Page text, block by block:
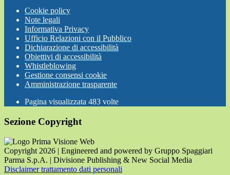
Cookie policy
Note legali
Informativa Privacy
Ufficio Relazioni con il Pubblico
Dichiarazione di accessibilità
Obiettivi di accessibilità
Whistleblowing
Gestione consensi cookie
Amministrazione trasparente
Pagina visualizzata 483 volte
Sezione Copyright
Copyright 2026 | Engineered and powered by Gruppo Spaggiari
Parma S.p.A. | Divisione Publishing & New Social Media
Disclaimer trattamento dati personali